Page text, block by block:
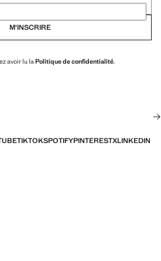
M’INSCRIRE
avoir lu la Politique de confidentialité.
TIKTOKSPOTIFYPINTERESTXLINKEDIN